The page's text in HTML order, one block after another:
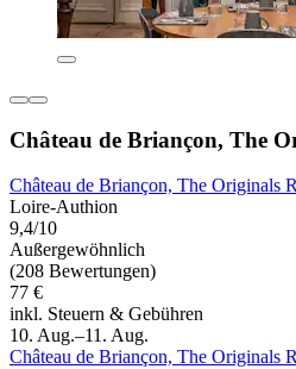
Château de Briançon, The
Château de Briançon, The Originals
Loire-Authion
9,4/10
Außergewöhnlich
(208 Bewertungen)
77 €
inkl. Steuern & Gebühren
10. Aug.–11. Aug.
Château de Briançon, The Originals